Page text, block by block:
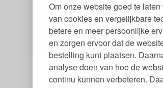
Om onze website goed te
van cookies en vergelijkbare
betere en meer persoonlijke
en zorgen ervoor dat de
bestelling kunt plaatsen.
analyse doen van hoe de
continu kunnen verbeteren.